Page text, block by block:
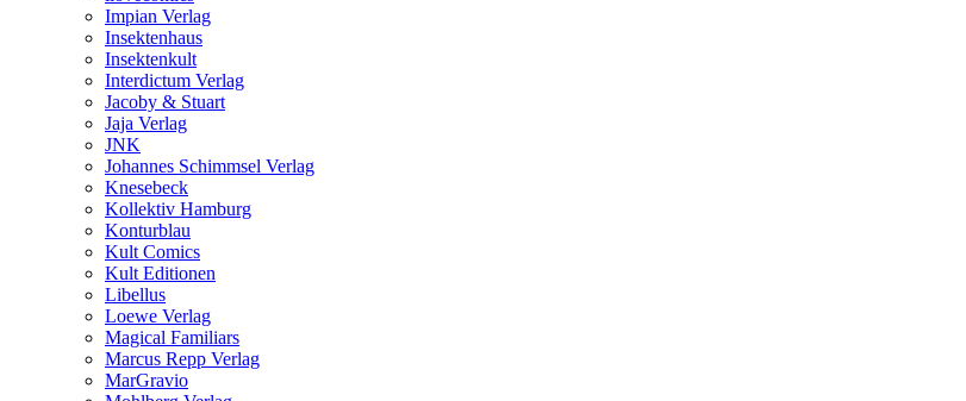
Impian Verlag
Insektenhaus
Insektenkult
Interdictum Verlag
Jacoby & Stuart
Jaja Verlag
JNK
Johannes Schimmsel Verlag
Knesebeck
Kollektiv Hamburg
Konturblau
Kult Comics
Kult Editionen
Libellus
Loewe Verlag
Magical Familiars
Marcus Repp Verlag
MarGravio